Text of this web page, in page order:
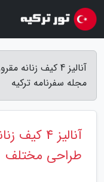
آنالیز 4 کیف
مجله سفرنامه ترکیه
آنالیز 4
طراحی مختلف